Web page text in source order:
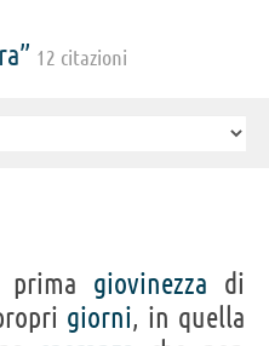
12 citazioni
prima giovinezza di
giorni, in quella